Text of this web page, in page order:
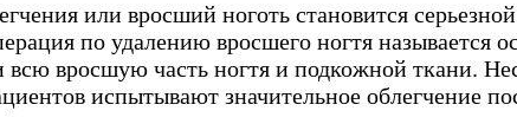
или вросший ноготь становится
по удалению вросшего ногтя называется
всю вросшую часть ногтя и подкожной ткани.
испытывают значительное облегчение